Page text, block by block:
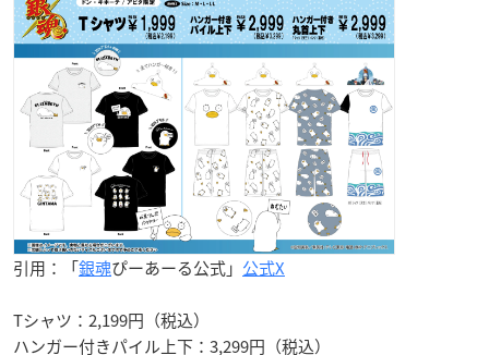
引用：「銀魂ぴーあーる公式」 公式X
Tシャツ：2,199円（税込）
ハンガー付きパイル上下：3,299円（税込）